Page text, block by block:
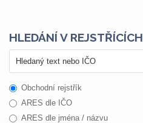
HLEDÁNÍ V REJSTŘÍCÍCH
Obchodní rejstřík
ARES dle IČO
ARES dle jména / názvu